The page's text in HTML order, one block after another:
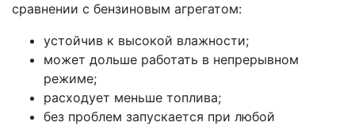
сравнении с бензиновым агрегатом:
устойчив к высокой влажности;
может дольше работать в непрерывном
режиме;
расходует меньше топлива;
без проблем запускается при любой